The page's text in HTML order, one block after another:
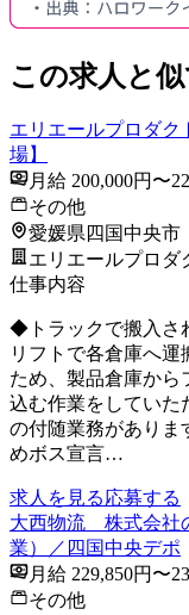
この求人と
エリエールプロダ
場】
月給 200,000円〜
その他
愛媛県四国中央市
エリエールプロ
仕事内容
◆トラックで搬入さ
リフトで各倉庫へ
ため、製品倉庫から
込む作業をしてい
の付随業務があり
めボス宣言…
求人を見る応募する
大西物流 株式会社
業）／四国中央デポ
月給 229,850円〜
その他